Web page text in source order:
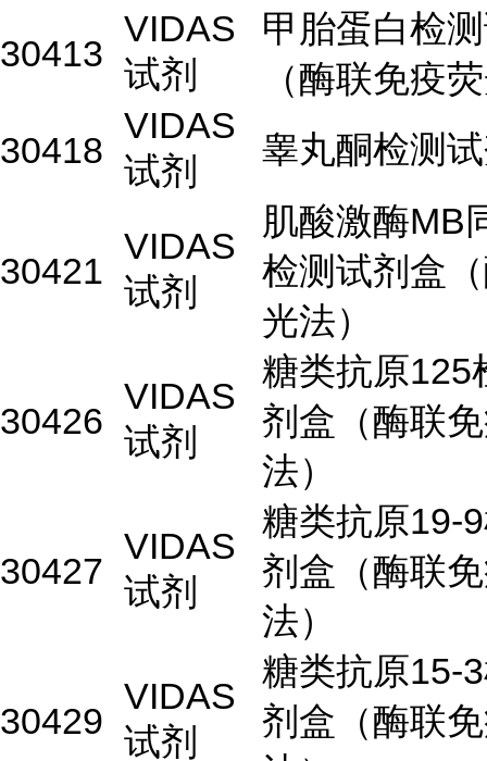
30413
VIDAS
试剂
甲胎蛋白检
（酶联免疫
30418
VIDAS
试剂
睾丸酮检测
30421
VIDAS
试剂
肌酸激酶MB
检测试剂盒
光法）
30426
VIDAS
试剂
糖类抗原125
剂盒（酶联
法）
30427
VIDAS
试剂
糖类抗原19-
剂盒（酶联
法）
30429
VIDAS
试剂
糖类抗原15-
剂盒（酶联